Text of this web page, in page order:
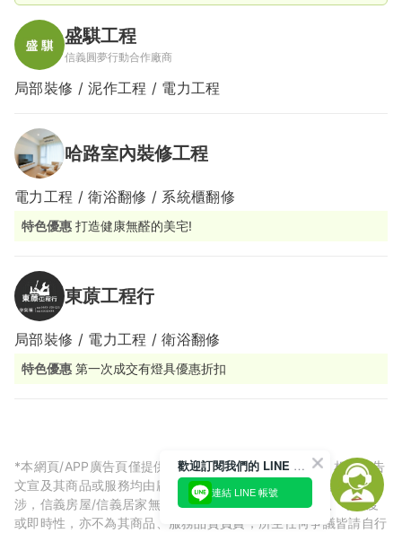
盛騏工程
信義圓夢行動合作廠商
局部裝修 / 泥作工程 / 電力工程
哈路室內裝修工程
電力工程 / 衛浴翻修 / 系統櫃翻修
特色優惠 打造健康無醛的美宅!
東蒝工程行
局部裝修 / 電力工程 / 衛浴翻修
特色優惠 第一次成交有燈具優惠折扣
*本網頁/APP廣告頁僅提供廠商預約相關服務刊登廣告，相關廣告
文宣及其商品或服務均由廠商自行提供，與信義房屋/信義居家無
涉，信義房屋/信義居家無法擔保廠商廣告內容的正確性、可信度
或即時性，亦不為其商品、服務品質負責，所生任何爭議皆請自行
歡迎訂閱我們的 LINE 官方帳號
連結 LINE 帳號